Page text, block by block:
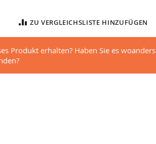
ZU VERGLEICHSLISTE HINZUFÜGEN
Produkt erhalten? Haben Sie es woanders